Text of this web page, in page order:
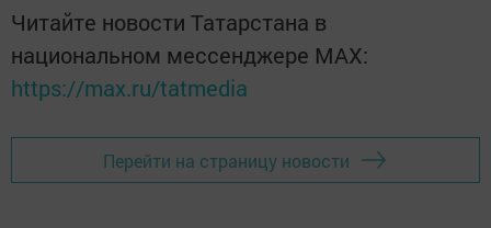
Читайте новости Татарстана в
национальном мессенджере MАХ:
https://max.ru/tatmedia
Перейти на страницу новости